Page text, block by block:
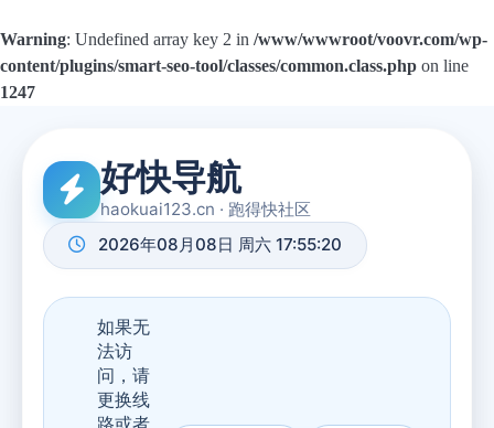
Warning: Undefined array key 2 in /www/wwwroot/voovr.com/wp-
content/plugins/smart-seo-tool/classes/common.class.php on line
1247